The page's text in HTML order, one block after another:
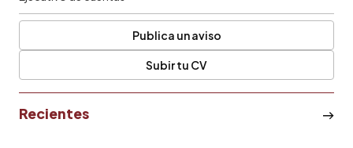
Publica un aviso
Subir tu CV
Recientes